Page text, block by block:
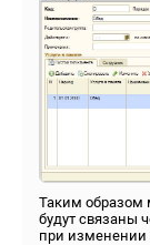
Таким образом
будут связаны
при изменении